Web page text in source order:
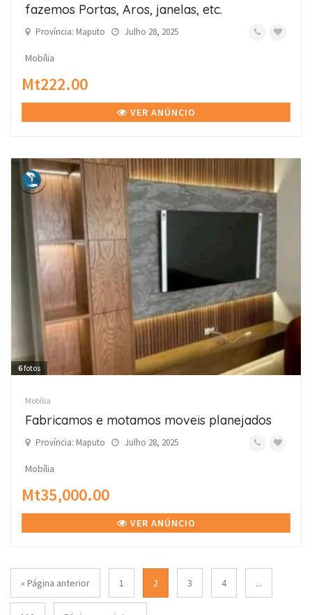
fazemos Portas, Aros, janelas, etc.
Província: Maputo Julho 28, 2025
Mobília
Mt222.00
VER ANÚNCIO
6fotos
Mobília
Fabricamos e motamos moveis planejados
Província: Maputo Julho 28, 2025
Mobília
Mt35,000.00
VER ANÚNCIO
« Página anterior 1 2 3 4 ...